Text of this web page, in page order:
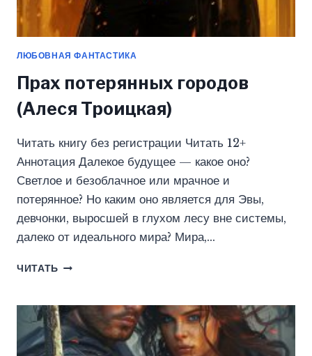
ЛЮБОВНАЯ ФАНТАСТИКА
Прах потерянных городов
(Алеся Троицкая)
Читать книгу без регистрации Читать 12+
Аннотация Далекое будущее — какое оно?
Светлое и безоблачное или мрачное и
потерянное? Но каким оно является для Эвы,
девчонки, выросшей в глухом лесу вне системы,
далеко от идеального мира? Мира,…
ЧИТАТЬ ПРАХ
(АЛЕСЯ
ТРОИЦКАЯ)